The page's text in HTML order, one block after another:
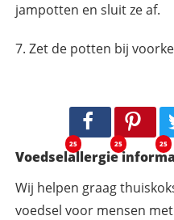
jampotten en sluit ze af.
Zet de potten bij
25 25 25
Voedselallergie
Wij helpen graag
voedsel voor mensen